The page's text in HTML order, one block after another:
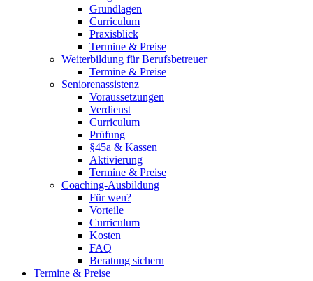
Grundlagen
Curriculum
Praxisblick
Termine & Preise
Weiterbildung für Berufsbetreuer
Termine & Preise
Seniorenassistenz
Voraussetzungen
Verdienst
Curriculum
Prüfung
§45a & Kassen
Aktivierung
Termine & Preise
Coaching-Ausbildung
Für wen?
Vorteile
Curriculum
Kosten
FAQ
Beratung sichern
Termine & Preise